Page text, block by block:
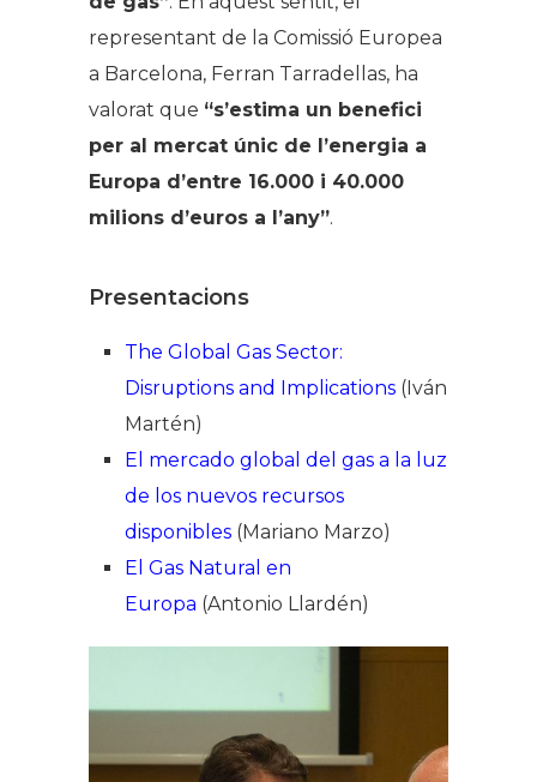
representant de la Comissió Europea
a Barcelona, Ferran Tarradellas, ha
valorat que “s’estima un benefici
per al mercat únic de l’energia a
Europa d’entre 16.000 i 40.000
milions d’euros a l’any”.
Presentacions
The Global Gas Sector:
Disruptions and Implications (Iván
Martén)
El mercado global del gas a la luz
de los nuevos recursos
disponibles (Mariano Marzo)
El Gas Natural en
Europa (Antonio Llardén)